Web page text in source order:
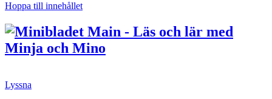
Hoppa till innehållet
Lyssna